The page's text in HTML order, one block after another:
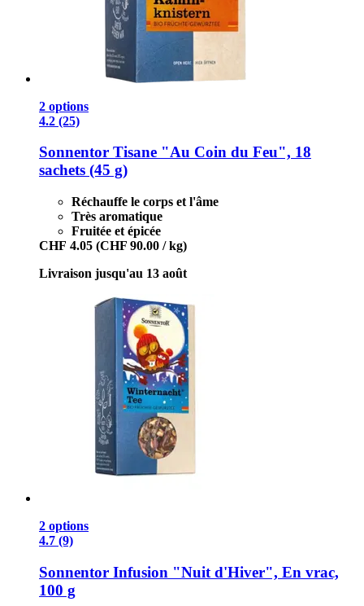
2 options
4.2 (25)
Sonnentor Tisane "Au Coin du Feu", 18
sachets (45 g)
Réchauffe le corps et l'âme
Très aromatique
Fruitée et épicée
CHF 4.05 (CHF 90.00 / kg)
Livraison jusqu'au 13 août
2 options
4.7 (9)
Sonnentor Infusion "Nuit d'Hiver", En vrac,
100 g